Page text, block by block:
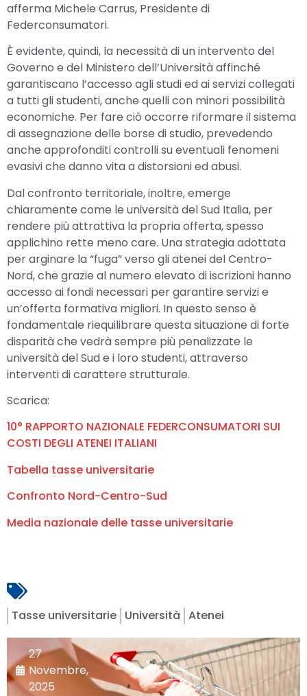
afferma Michele Carrus, Presidente di
Federconsumatori.
È evidente, quindi, la necessità di un intervento del
Governo e del Ministero dell’Università affinché
garantiscano l’accesso agli studi ed ai servizi collegati
a tutti gli studenti, anche quelli con minori possibilità
economiche. Per fare ciò occorre riformare il sistema
di assegnazione delle borse di studio, prevedendo
anche approfonditi controlli su eventuali fenomeni
evasivi che danno vita a distorsioni ed abusi.
Dal confronto territoriale, inoltre, emerge
chiaramente come le università del Sud Italia, per
rendere più attrattiva la propria offerta, spesso
applichino rette meno care. Una strategia adottata
per arginare la “fuga” verso gli atenei del Centro-
Nord, che grazie al numero elevato di iscrizioni hanno
accesso ai fondi necessari per garantire servizi e
un’offerta formativa migliori. In questo senso è
fondamentale riequilibrare questa situazione di forte
disparità che vedrà sempre più penalizzate le
università del Sud e i loro studenti, attraverso
interventi di carattere strutturale.
Scarica:
10° RAPPORTO NAZIONALE FEDERCONSUMATORI SUI
COSTI DEGLI ATENEI ITALIANI
Tabella tasse universitarie
Confronto Nord-Centro-Sud
Media nazionale delle tasse universitarie
Tasse universitarie Università Atenei
27
Novembre,
2025